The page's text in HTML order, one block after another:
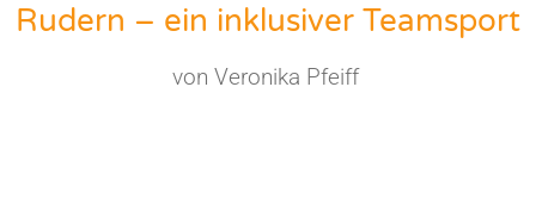
Rudern – ein inklusiver Teamsport
von Veronika Pfeiff